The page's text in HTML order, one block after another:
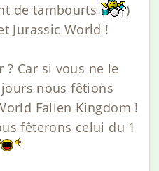
de tambourts
)
Jurassic World !
? Car si vous ne le
nous fêtions
Fallen Kingdom !
fêterons celui du 1